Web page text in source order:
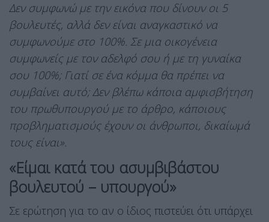
Δεν συμφωνώ με την εικόνα που δίνουν οι 5
βουλευτές, αλλά δεν είναι αναγκαστικό να
συμφωνούμε στο 100%. Σε μια οικογένεια
συμφωνείς με τον αδελφό σου ή με τη γυναίκα
σου 100%; Γιατί σε ένα κόμμα θα πρέπει να
συμβαίνει αυτό; Δεν βλέπω κάποια αμφισβήτηση
του πρωθυπουργού με το άρθρο, κάποιους
προβληματισμούς έχουν οι άνθρωποι, δικαίωμά
τους είναι».
«Είμαι κατά του ασυμβιβάστου
βουλευτού – υπουργού»
Σε ερώτηση για το αν ο ίδιος πιστεύει ότι υπάρχει